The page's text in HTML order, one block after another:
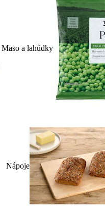
Maso a lahůdky
Nápoje